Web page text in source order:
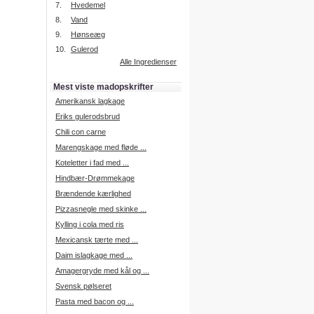
Intelligent søgning
Få foreslået opskrifter.
Prøv vores nye "Foreslå
Læs mere her.
Vi har nu oprettet et mad forum,
hvor i kan dele jeres erfaringer.
Log på med dine oplysninger fra
Madopskrifter.nu.
Gå til forum
Indkøbsliste på SMS
på SMS.
For at benytte SMS funktionen,
7.
Hvedemel
8.
Vand
9.
Hønseæg
10.
Gulerod
Alle Ingredienser
Mest viste madopskrifter
Amerikansk lagkage
Eriks gulerodsbrud
Chili con carne
Marengskage med fløde ...
Koteletter i fad med ...
Hindbær-Drømmekage
Brændende kærlighed
Pizzasnegle med skinke ...
Kylling i cola med ris
Mexicansk tærte med ...
Daim islagkage med ...
Amagergryde med kål og ...
Svensk pølseret
Pasta med bacon og ...